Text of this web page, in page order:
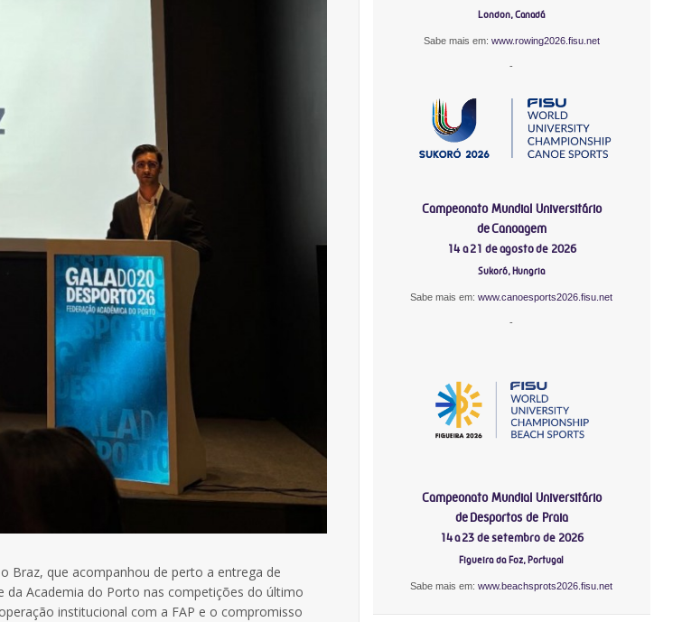
Braz, que acompanhou de perto a entrega de
da Academia do Porto nas competições do último
institucional com a FAP e o compromisso
London, Canadá
Sabe mais em: www.rowing2026.fisu.net
-
Campeonato Mundial Universitário
de Canoagem
14 a 21 de agosto de 2026
Sukoró, Hungria
Sabe mais em:www.canoesports2026.fisu.net
-
Campeonato Mundial Universitário
de Desportos de Praia
14 a 23 de setembro de 2026
Figueira da Foz, Portugal
Sabe mais em:www.beachsprots2026.fisu.net